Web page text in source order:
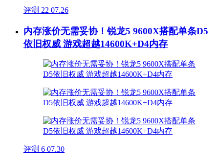
评测 22 07.26
内存涨价无需妥协！锐龙5 9600X搭配单条D5
依旧权威 游戏超越14600K+D4内存
评测 6 07.30